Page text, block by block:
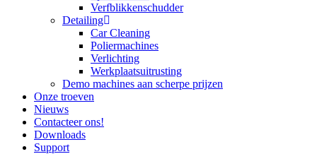
Verfblikkenschudder
Detailing
Car Cleaning
Poliermachines
Verlichting
Werkplaatsuitrusting
Demo machines aan scherpe prijzen
Onze troeven
Nieuws
Contacteer ons!
Downloads
Support